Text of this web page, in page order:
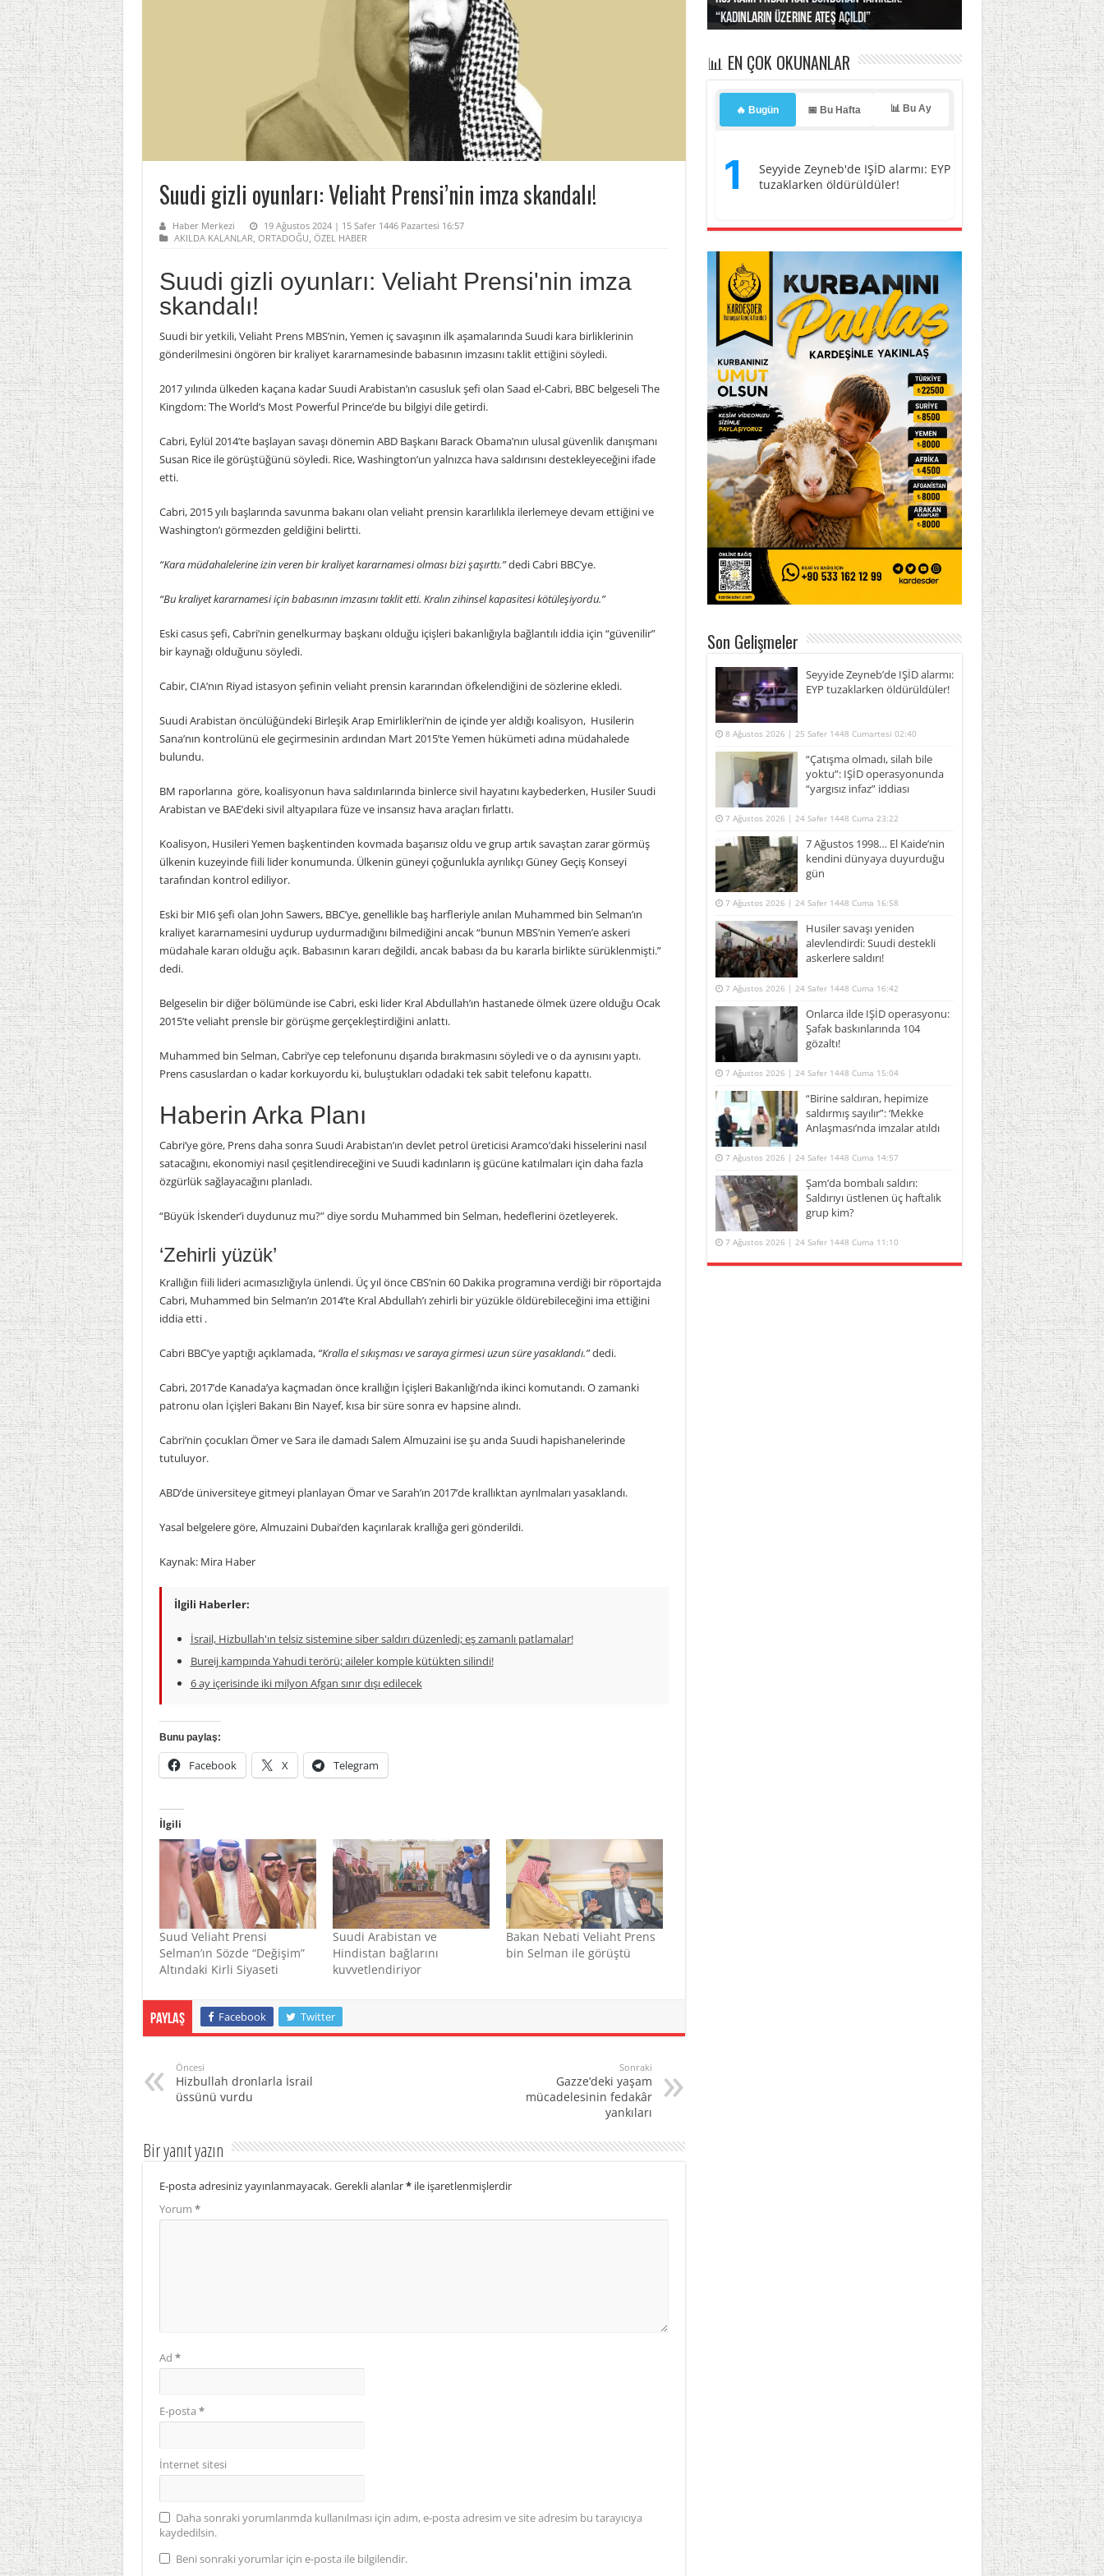
Suudi gizli oyunları: Veliaht Prensi’nin imza skandalı!
Haber Merkezi
19 Ağustos 2024 | 15 Safer 1446 Pazartesi 16:57
AKILDA KALANLAR, ORTADOĞU, ÖZEL HABER
Suudi gizli oyunları: Veliaht Prensi'nin imza
skandalı!
Suudi bir yetkili, Veliaht Prens MBS’nin, Yemen iç savaşının ilk aşamalarında Suudi kara birliklerinin
gönderilmesini öngören bir kraliyet kararnamesinde babasının imzasını taklit ettiğini söyledi.
2017 yılında ülkeden kaçana kadar Suudi Arabistan’ın casusluk şefi olan Saad el-Cabri, BBC belgeseli The
Kingdom: The World’s Most Powerful Prince’de bu bilgiyi dile getirdi.
Cabri, Eylül 2014’te başlayan savaşı dönemin ABD Başkanı Barack Obama’nın ulusal güvenlik danışmanı
Susan Rice ile görüştüğünü söyledi. Rice, Washington’un yalnızca hava saldırısını destekleyeceğini ifade
etti.
Cabri, 2015 yılı başlarında savunma bakanı olan veliaht prensin kararlılıkla ilerlemeye devam ettiğini ve
Washington’ı görmezden geldiğini belirtti.
“Kara müdahalelerine izin veren bir kraliyet kararnamesi olması bizi şaşırttı.”dedi Cabri BBC’ye.
“Bu kraliyet kararnamesi için babasının imzasını taklit etti. Kralın zihinsel kapasitesi kötüleşiyordu.”
Eski casus şefi, Cabri’nin genelkurmay başkanı olduğu içişleri bakanlığıyla bağlantılı iddia için “güvenilir”
bir kaynağı olduğunu söyledi.
Cabir, CIA’nın Riyad istasyon şefinin veliaht prensin kararından öfkelendiğini de sözlerine ekledi.
Suudi Arabistan öncülüğündeki Birleşik Arap Emirlikleri’nin de içinde yer aldığı koalisyon, Husilerin
Sana’nın kontrolünü ele geçirmesinin ardından Mart 2015’te Yemen hükümeti adına müdahalede
bulundu.
BM raporlarına göre, koalisyonun hava saldırılarında binlerce sivil hayatını kaybederken, Husiler Suudi
Arabistan ve BAE’deki sivil altyapılara füze ve insansız hava araçları fırlattı.
Koalisyon, Husileri Yemen başkentinden kovmada başarısız oldu ve grup artık savaştan zarar görmüş
ülkenin kuzeyinde fiili lider konumunda. Ülkenin güneyi çoğunlukla ayrılıkçı Güney Geçiş Konseyi
tarafından kontrol ediliyor.
Eski bir MI6 şefi olan John Sawers, BBC’ye, genellikle baş harfleriyle anılan Muhammed bin Selman’ın
kraliyet kararnamesini uydurup uydurmadığını bilmediğini ancak “bunun MBS’nin Yemen’e askeri
müdahale kararı olduğu açık. Babasının kararı değildi, ancak babası da bu kararla birlikte sürüklenmişti.”
dedi.
Belgeselin bir diğer bölümünde ise Cabri, eski lider Kral Abdullah’ın hastanede ölmek üzere olduğu Ocak
2015’te veliaht prensle bir görüşme gerçekleştirdiğini anlattı.
Muhammed bin Selman, Cabri’ye cep telefonunu dışarıda bırakmasını söyledi ve o da aynısını yaptı.
Prens casuslardan o kadar korkuyordu ki, buluştukları odadaki tek sabit telefonu kapattı.
Haberin Arka Planı
Cabri’ye göre, Prens daha sonra Suudi Arabistan’ın devlet petrol üreticisi Aramco’daki hisselerini nasıl
satacağını, ekonomiyi nasıl çeşitlendireceğini ve Suudi kadınların iş gücüne katılmaları için daha fazla
özgürlük sağlayacağını planladı.
“Büyük İskender’i duydunuz mu?” diye sordu Muhammed bin Selman, hedeflerini özetleyerek.
‘Zehirli yüzük’
Krallığın fiili lideri acımasızlığıyla ünlendi. Üç yıl önce CBS’nin 60 Dakika programına verdiği bir röportajda
Cabri, Muhammed bin Selman’ın 2014’te Kral Abdullah’ı zehirli bir yüzükle öldürebileceğini ima ettiğini
iddia etti .
Cabri BBC’ye yaptığı açıklamada, “Kralla el sıkışması ve saraya girmesi uzun süre yasaklandı.”dedi.
Cabri, 2017’de Kanada’ya kaçmadan önce krallığın İçişleri Bakanlığı’nda ikinci komutandı. O zamanki
patronu olan İçişleri Bakanı Bin Nayef, kısa bir süre sonra ev hapsine alındı.
Cabri’nin çocukları Ömer ve Sara ile damadı Salem Almuzaini ise şu anda Suudi hapishanelerinde
tutuluyor.
ABD’de üniversiteye gitmeyi planlayan Ömar ve Sarah’ın 2017’de krallıktan ayrılmaları yasaklandı.
Yasal belgelere göre, Almuzaini Dubai’den kaçırılarak krallığa geri gönderildi.
Kaynak: Mira Haber
İlgili Haberler:
İsrail, Hizbullah'ın telsiz sistemine siber saldırı düzenledi; eş zamanlı patlamalar!
Bureij kampında Yahudi terörü; aileler komple kütükten silindi!
6 ay içerisinde iki milyon Afgan sınır dışı edilecek
Bunu paylaş:
Facebook X Telegram
İlgili
Suud Veliaht Prensi
Selman’ın Sözde “Değişim”
Altındaki Kirli Siyaseti
Suudi Arabistan ve
Hindistan bağlarını
kuvvetlendiriyor
Bakan Nebati Veliaht Prens
bin Selman ile görüştü
Paylaş Facebook Twitter
Öncesi
Hizbullah dronlarla İsrail
üssünü vurdu
Sonraki
Gazze’deki yaşam
mücadelesinin fedakâr
yankıları
Bir yanıt yazın
E-posta adresiniz yayınlanmayacak.Gerekli alanlar*ile işaretlenmişlerdir
Yorum *
Ad *
E-posta *
İnternet sitesi
Daha sonraki yorumlarımda kullanılması için adım, e-posta adresim ve site adresim bu tarayıcıya
kaydedilsin.
Beni sonraki yorumlar için e-posta ile bilgilendir.
“Kadınların üzerine ateş açıldı”
Irak’a misilleme tehdidi!
yaptı… İsrail’in “timsah” planına fren!
kayıtlar başladı
basıldı, kabus yaşatıldı!
📊 EN ÇOK OKUNANLAR
🔥 Bugün 📅 Bu Hafta 📊 Bu Ay
1
Seyyide Zeyneb'de IŞİD alarmı: EYP
tuzaklarken öldürüldüler!
Son Gelişmeler
Seyyide Zeyneb’de IŞİD alarmı:
EYP tuzaklarken öldürüldüler!
8 Ağustos 2026 | 25 Safer 1448 Cumartesi 02:40
“Çatışma olmadı, silah bile
yoktu”: IŞİD operasyonunda
“yargısız infaz” iddiası
7 Ağustos 2026 | 24 Safer 1448 Cuma 23:22
7 Ağustos 1998… El Kaide’nin
kendini dünyaya duyurduğu
gün
7 Ağustos 2026 | 24 Safer 1448 Cuma 16:58
Husiler savaşı yeniden
alevlendirdi: Suudi destekli
askerlere saldırı!
7 Ağustos 2026 | 24 Safer 1448 Cuma 16:42
Onlarca ilde IŞİD operasyonu:
Şafak baskınlarında 104
gözaltı!
7 Ağustos 2026 | 24 Safer 1448 Cuma 15:04
“Birine saldıran, hepimize
saldırmış sayılır”: ‘Mekke
Anlaşması’nda imzalar atıldı
7 Ağustos 2026 | 24 Safer 1448 Cuma 14:57
Şam’da bombalı saldırı:
Saldırıyı üstlenen üç haftalık
grup kim?
7 Ağustos 2026 | 24 Safer 1448 Cuma 11:10